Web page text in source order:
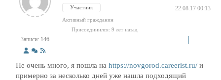
Записи: 146
Участник 22.08.17 00:13
Активный гражданин
Присоединился: 9 лет назад
Не очень много, я пошла на https://novgorod.careerist.ru/ и
примерно за несколько дней уже нашла подходящий